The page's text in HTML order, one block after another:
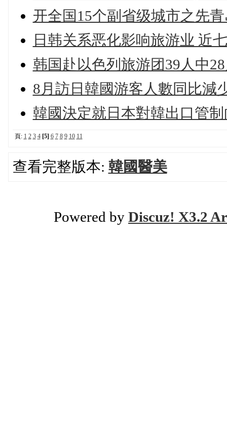
开全国15个副省级城市之先
日韩关系恶化影响旅游业 近
韩国赴以色列旅游团39人中
8月訪日韓國游客人數同比減
韓國決定就日本對韓出口管
頁: 1 2 3 4 [5] 6 7 8 9 10 11
查看完整版本: 韓國醫美
Powered by Discuz! X3.2